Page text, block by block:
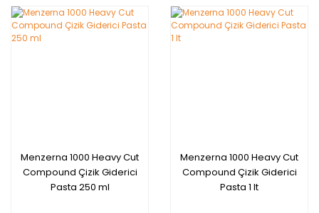
Menzerna 1000 Heavy Cut
Compound Çizik Giderici
Pasta 250 ml
Menzerna 1000 Heavy Cut
Compound Çizik Giderici
Pasta 1 lt